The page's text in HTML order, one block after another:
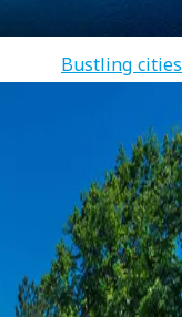
Bustling cities